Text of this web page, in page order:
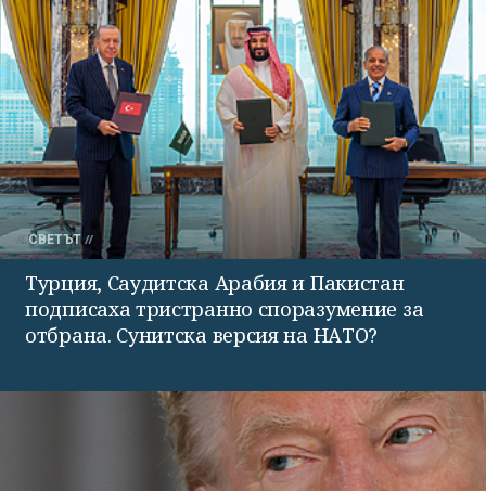
СВЕТЪТ
Турция, Саудитска Арабия и Пакистан
подписаха тристранно споразумение за
отбрана. Сунитска версия на НАТО?